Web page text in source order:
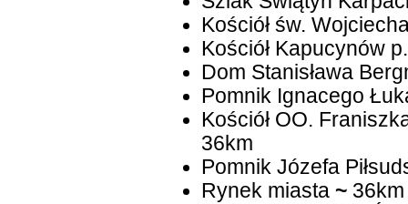
Kościół św.
Kościół Kapucynów
Dom Stanisława
Pomnik Ignacego
Kościół OO.
36km
Pomnik Józefa
Rynek miasta ~36km